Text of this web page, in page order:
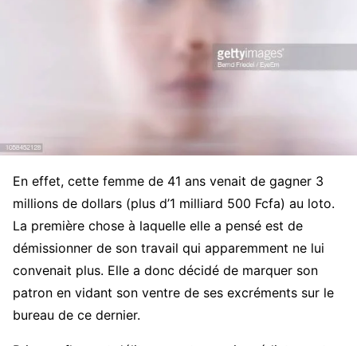
En effet, cette femme de 41 ans venait de gagner 3
millions de dollars (plus d’1 milliard 500 Fcfa) au loto.
La première chose à laquelle elle a pensé est de
démissionner de son travail qui apparemment ne lui
convenait plus. Elle a donc décidé de marquer son
patron en vidant son ventre de ses excréments sur le
bureau de ce dernier.